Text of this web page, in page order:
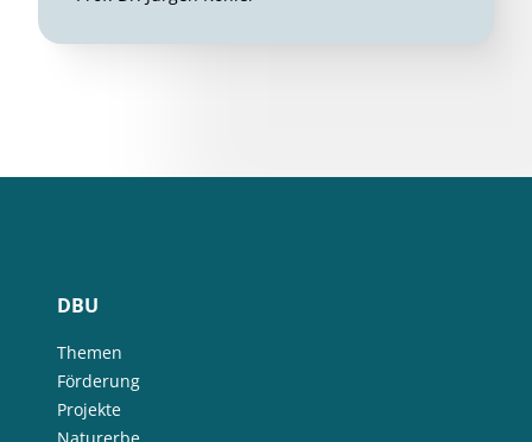
DBU
Themen
Förderung
Projekte